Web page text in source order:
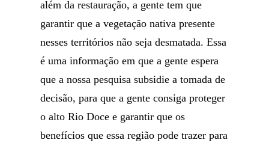
além da restauração, a gente tem que
garantir que a vegetação nativa presente
nesses territórios não seja desmatada. Essa
é uma informação em que a gente espera
que a nossa pesquisa subsidie a tomada de
decisão, para que a gente consiga proteger
o alto Rio Doce e garantir que os
benefícios que essa região pode trazer para